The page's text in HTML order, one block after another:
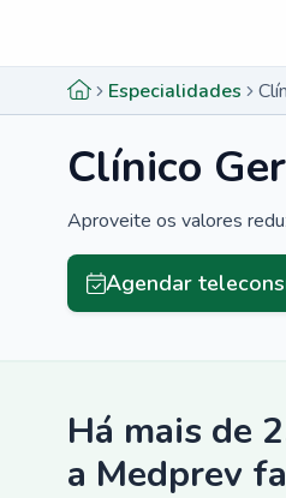
Especialidades
Clínico
Aproveite os valores
Agendar
Há mais de
a Medprev